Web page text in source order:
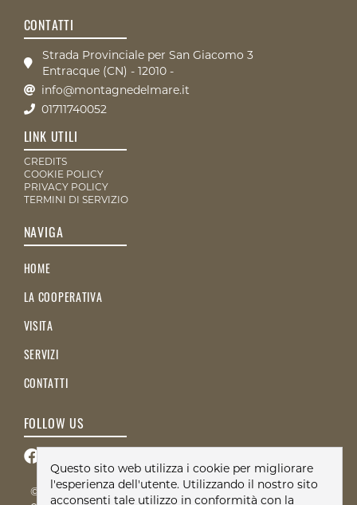
CONTATTI
Strada Provinciale per San Giacomo 3
Entracque (CN) - 12010 -
info@montagnedelmare.it
01711740052
LINK UTILI
CREDITS
COOKIE POLICY
PRIVACY POLICY
TERMINI DI SERVIZIO
NAVIGA
HOME
LA COOPERATIVA
VISITA
SERVIZI
CONTATTI
FOLLOW US
© 2026 Società Cooperativa Montagne del Mare - PI
Questo sito web utilizza i cookie per migliorare
l'esperienza dell'utente. Utilizzando il nostro sito
acconsenti tale utilizzo in conformità con la